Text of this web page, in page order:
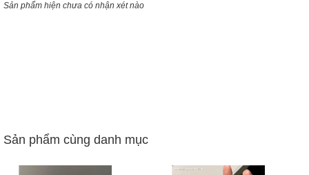
Sản phẩm hiện chưa có nhận xét nào
Sản phẩm cùng danh mục